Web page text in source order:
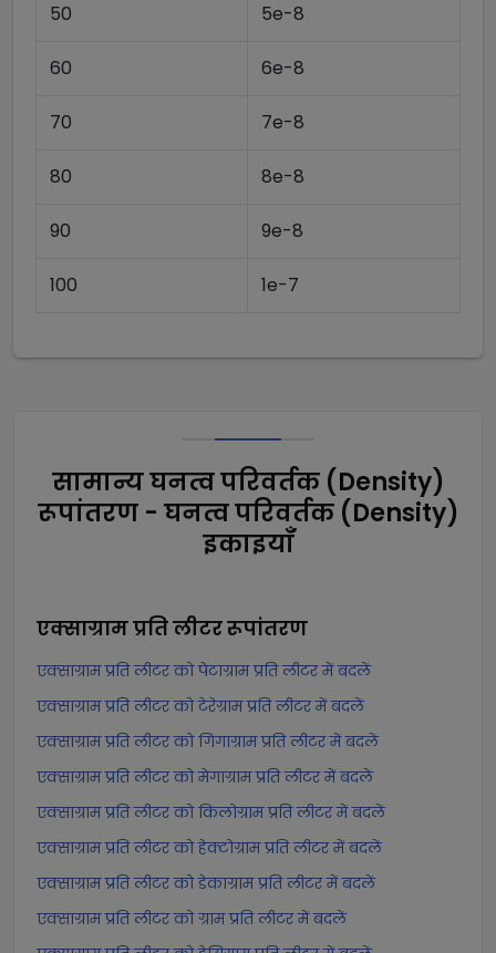
50 5e-8
60 6e-8
70 7e-8
80 8e-8
90 9e-8
100 1e-7
सामान्य घनत्व परिवर्तक (Density)
रूपांतरण - घनत्व परिवर्तक (Density)
इकाइयाँ
एक्साग्राम प्रति लीटररूपांतरण
एक्साग्राम प्रति लीटर को पेटाग्राम प्रति लीटर में बदलें
एक्साग्राम प्रति लीटर को टेरेग्राम प्रति लीटर में बदलें
एक्साग्राम प्रति लीटर को गिगाग्राम प्रति लीटर में बदलें
एक्साग्राम प्रति लीटर को मेगाग्राम प्रति लीटर में बदलें
एक्साग्राम प्रति लीटर को किलोग्राम प्रति लीटर में बदलें
एक्साग्राम प्रति लीटर को हेक्टोग्राम प्रति लीटर में बदलें
एक्साग्राम प्रति लीटर को डेकाग्राम प्रति लीटर में बदलें
एक्साग्राम प्रति लीटर को ग्राम प्रति लीटर में बदलें